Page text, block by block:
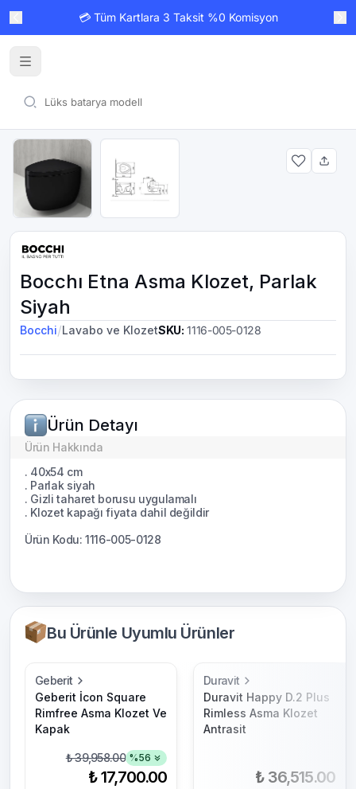
💳 Tüm Kartlara 3 Taksit %0 Komisyon
Bocchı Etna Asma Klozet, Parlak
Siyah
Bocchi/Lavabo ve KlozetSKU: 1116-005-0128
Bu Ürünle Uyumlu Ürünler
Geberit
Geberit İcon Square
Rimfree Asma Klozet Ve
Kapak
₺ 39,958.00 %56
₺ 17,700.00
Duravit
Duravit Happy D.2 Plus
Rimless Asma Klozet
Antrasit
₺ 36,515.00
Ürün Detayı
Ürün Hakkında
. 40x54 cm
. Parlak siyah
. Gizli taharet borusu uygulamalı
. Klozet kapağı fiyata dahil değildir
Ürün Kodu: 1116-005-0128